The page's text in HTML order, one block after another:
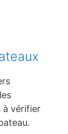
à vérifier